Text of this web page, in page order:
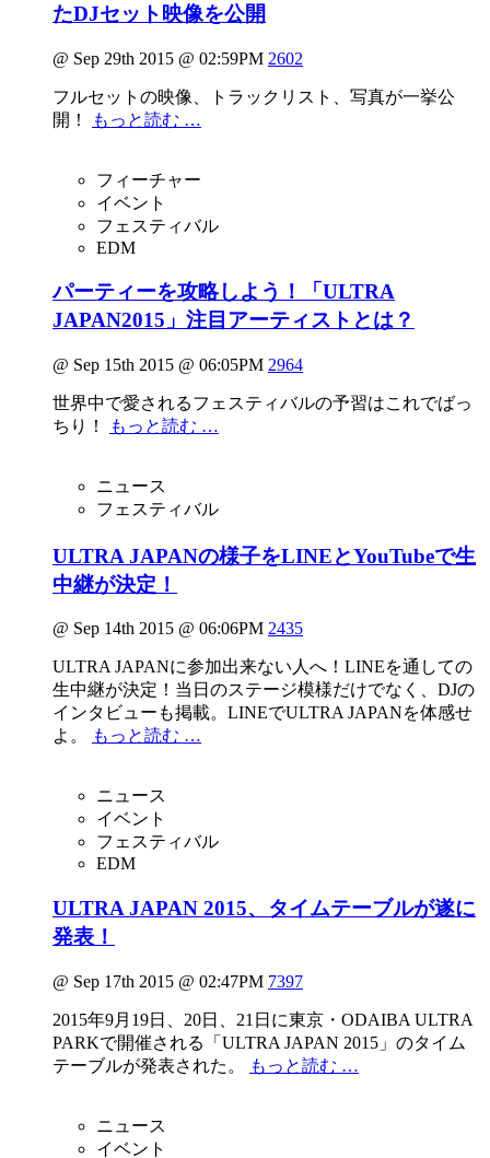
たDJセット映像を公開
@ Sep 29th 2015 @ 02:59PM 2602
フルセットの映像、トラックリスト、写真が一挙公
開！
もっと読む …
フィーチャー
イベント
フェスティバル
EDM
パーティーを攻略しよう！「ULTRA
JAPAN2015」注目アーティストとは？
@ Sep 15th 2015 @ 06:05PM 2964
世界中で愛されるフェスティバルの予習はこれでばっ
ちり！
もっと読む …
ニュース
フェスティバル
ULTRA JAPANの様子をLINEとYouTubeで生
中継が決定！
@ Sep 14th 2015 @ 06:06PM 2435
ULTRA JAPANに参加出来ない人へ！LINEを通しての
生中継が決定！当日のステージ模様だけでなく、DJの
インタビューも掲載。LINEでULTRA JAPANを体感せ
よ。
もっと読む …
ニュース
イベント
フェスティバル
EDM
ULTRA JAPAN 2015、タイムテーブルが遂に
発表！
@ Sep 17th 2015 @ 02:47PM 7397
2015年9月19日、20日、21日に東京・ODAIBA ULTRA
PARKで開催される「ULTRA JAPAN 2015」のタイム
テーブルが発表された。
もっと読む …
ニュース
イベント